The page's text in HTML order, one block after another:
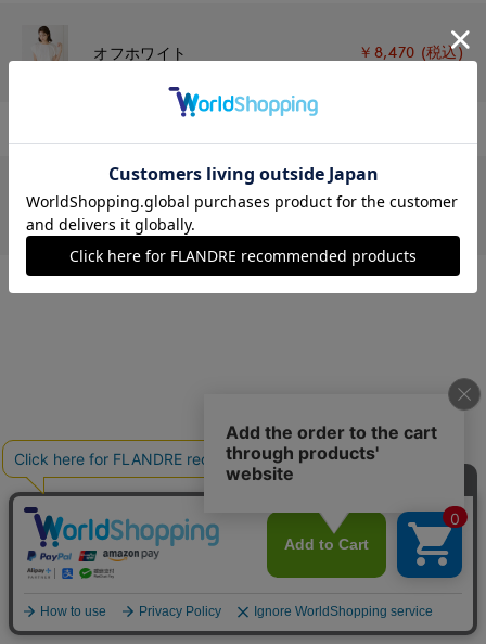
オフホワイト ￥8,470 (税込)
カーキ ￥8,470 (税込)